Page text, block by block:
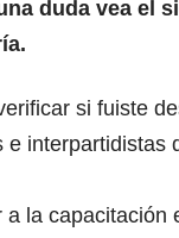
duda vea el
si fuiste
e interpartidistas
a la